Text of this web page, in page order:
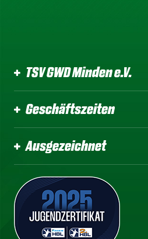
TSV GWD Minden e.V.
Geschäftszeiten
Ausgezeichnet